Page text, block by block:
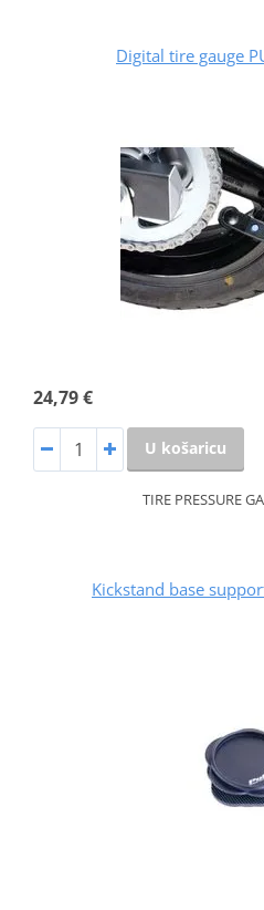
Digital tire gauge
24,79 €
U košaricu
TIRE PRESSURE
Kickstand base